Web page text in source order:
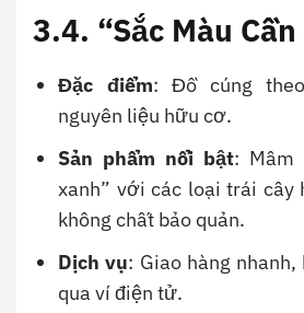
3.4. “Sắc Màu
Đặc điểm: Đồ cúng
nguyên liệu hữu cơ.
Sản phẩm nổi bật: Mâm
xanh” với các loại trái cây
không chất bảo quản.
Dịch vụ: Giao hàng
qua ví điện tử.